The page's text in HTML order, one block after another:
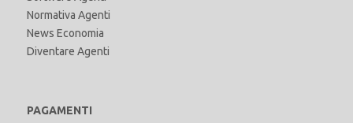
Normativa Agenti
News Economia
Diventare Agenti
PAGAMENTI